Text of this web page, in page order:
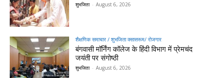
शुभजिता - August 6, 2026
शैक्षणिक समाचार / शुभजिता क्सासरूम/ रोजगार
बंगवासी मॉर्निंग कॉलेज के हिंदी विभाग में प्रेमचंद
जयंती पर संगोष्ठी
शुभजिता - August 6, 2026